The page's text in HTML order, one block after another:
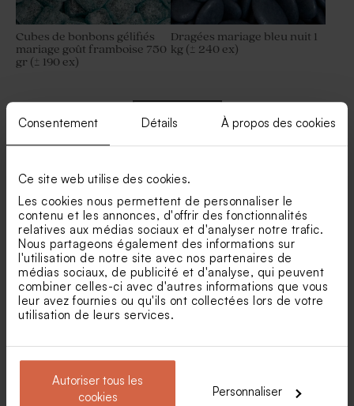
Consentement Détails À propos des cookies
Ce site web utilise des cookies.
Les cookies nous permettent de personnaliser le
contenu et les annonces, d'offrir des fonctionnalités
relatives aux médias sociaux et d'analyser notre trafic.
Nous partageons également des informations sur
l'utilisation de notre site avec nos partenaires de
médias sociaux, de publicité et d'analyse, qui peuvent
combiner celles-ci avec d'autres informations que vous
leur avez fournies ou qu'ils ont collectées lors de votre
utilisation de leurs services.
Autoriser tous les
cookies
Personnaliser
Cubes de bonbons gélifiés
mariage goût framboise 750
gr (± 190 ex)
Dragées mariage bleu nuit 1
kg (± 240 ex)
Pompon bleu pour
contenant à dragées
Voir +
Nos clients ont aussi aimé...